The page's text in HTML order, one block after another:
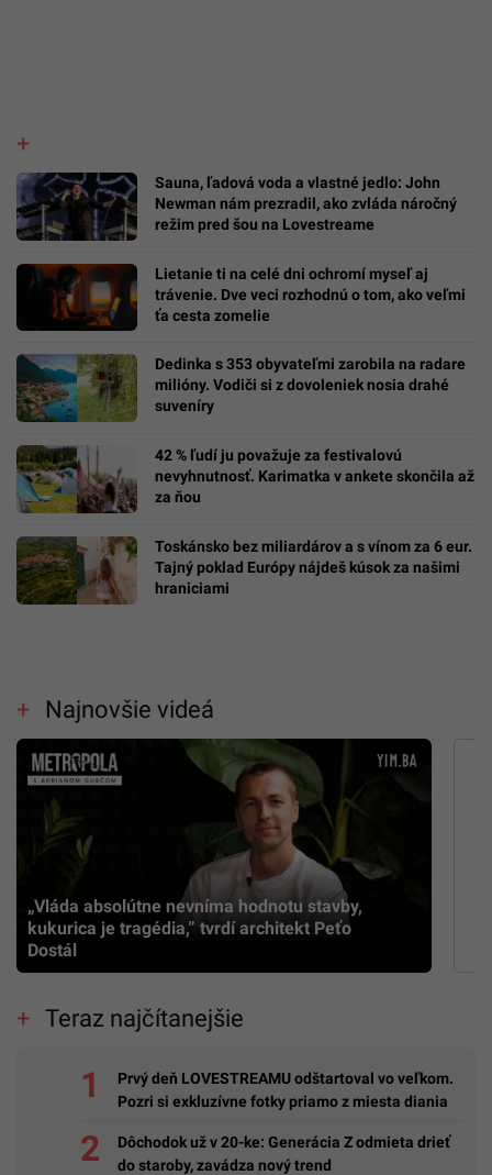
Sauna, ľadová voda a vlastné jedlo: John
Newman nám prezradil, ako zvláda náročný
režim pred šou na Lovestreame
Lietanie ti na celé dni ochromí myseľ aj
trávenie. Dve veci rozhodnú o tom, ako veľmi
ťa cesta zomelie
Dedinka s 353 obyvateľmi zarobila na radare
milióny. Vodiči si z dovoleniek nosia drahé
suveníry
42 % ľudí ju považuje za festivalovú
nevyhnutnosť. Karimatka v ankete skončila až
za ňou
Toskánsko bez miliardárov a s vínom za 6 eur.
Tajný poklad Európy nájdeš kúsok za našimi
hraniciami
Najnovšie videá
„Vláda absolútne nevníma hodnotu stavby,
kukurica je tragédia,” tvrdí architekt Peťo
Dostál
Teraz najčítanejšie
Prvý deň LOVESTREAMU odštartoval vo veľkom.
Pozri si exkluzívne fotky priamo z miesta diania
Dôchodok už v 20-ke: Generácia Z odmieta drieť
do staroby, zavádza nový trend